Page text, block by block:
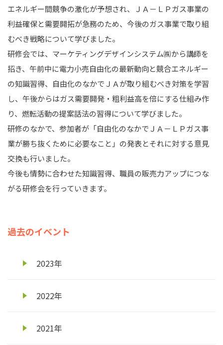
エネルギー間競争の激化が予想され、ＪＡ－ＬＰガス事業の
利益確保と需要開拓が急務のため、今後のガス事業で取り組
むべき戦略について学びました。
研修会では、マーケティングデザインシステム㈱から講師を
招き、午前中に電力小売自由化の最新動向と競合エネルギー
の知識習得、自由化のなかでＪＡが取り組むべき対策を学習
し、午後からはガス需要開発・粗利益高を倍にする仕組み作
り、燃転活動の提案話法の習得について学びました。
研修のなかで、参加者が「自由化のなかでＪＡ－ＬＰガス事
業が勝ち抜くために必要なこと」の発表とそれに対する意見
交換も行いました。
今後も情勢に合わせた知識習得、職員の販売力アップにつな
がる研修会を行っていきます。
過去のイベント
2023年
2022年
2021年